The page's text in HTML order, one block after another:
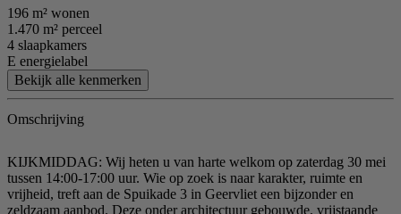
196 m² wonen
1.470 m² perceel
4 slaapkamers
E energielabel
Bekijk alle kenmerken
Omschrijving
KIJKMIDDAG: Wij heten u van harte welkom op zaterdag 30 mei
tussen 14:00-17:00 uur. Wie op zoek is naar karakter, ruimte en
vrijheid, treft aan de Spuikade 3 in Geervliet een bijzonder en
zeldzaam aanbod. Deze onder architectuur gebouwde, vrijstaande